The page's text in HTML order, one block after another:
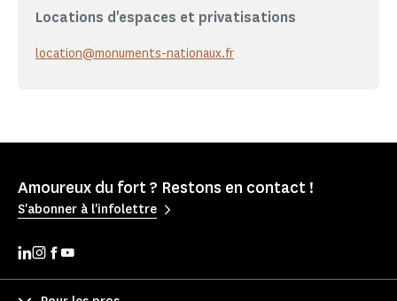
Locations d'espaces et privatisations
location@monuments-nationaux.fr
Amoureux du fort ? Restons en contact !
S'abonner à l'infolettre